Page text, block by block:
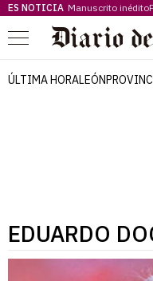
ES NOTICIA Manuscrito inédito
Menú
ÚLTIMA HORALEÓN
EDUARDO